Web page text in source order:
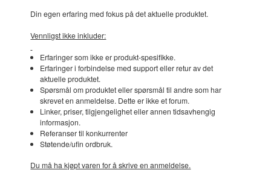
Din egen erfaring med fokus på det aktuelle produktet.
Vennligst ikke inkluder:
Erfaringer som ikke er produkt-spesifikke.
Erfaringer i forbindelse med support eller retur av det
aktuelle produktet.
Spørsmål om produktet eller spørsmål til andre som har
skrevet en anmeldelse. Dette er ikke et forum.
Linker, priser, tilgjengelighet eller annen tidsavhengig
informasjon.
Referanser til konkurrenter
Støtende/ufin ordbruk.
Du må ha kjøpt varen for å skrive en anmeldelse.